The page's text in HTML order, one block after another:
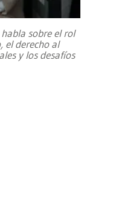
sobre el rol
el derecho al
y los desafíos